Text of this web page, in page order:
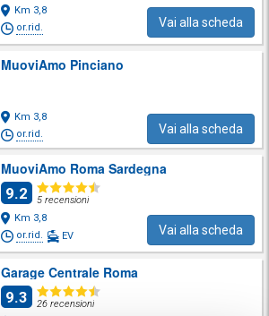
Km 3,8
or.rid.
Vai alla scheda
MuoviAmo Pinciano
Km 3,8
or.rid.
Vai alla scheda
MuoviAmo Roma Sardegna
9.2
5 recensioni
Km 3,8
or.rid.
EV Vai alla scheda
Garage Centrale Roma
9.3
26 recensioni